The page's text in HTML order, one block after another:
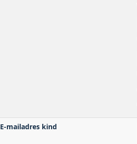
E-mailadres kind